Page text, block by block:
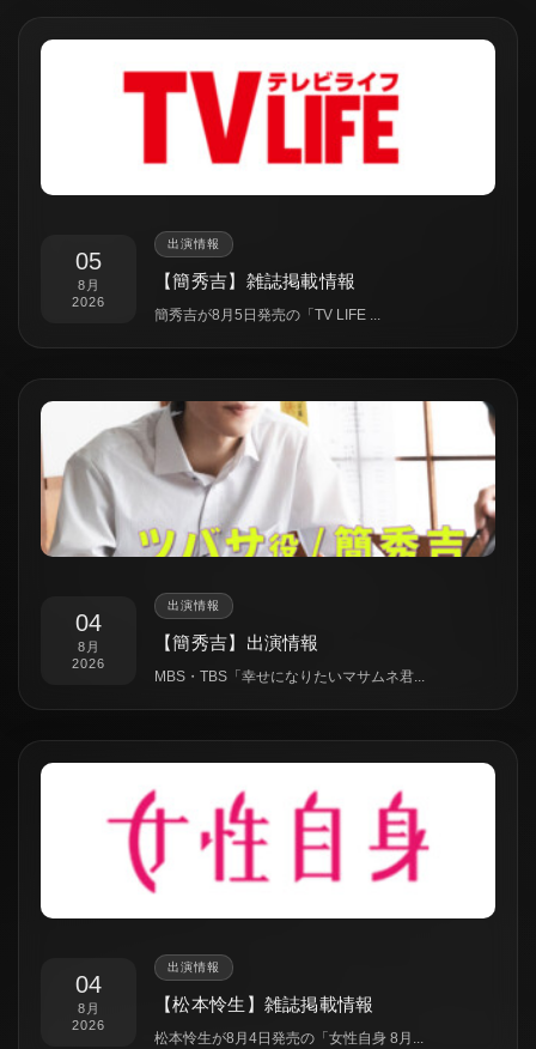
05
8月
2026
出演情報
【簡秀吉】雑誌掲載情報
簡秀吉が8月5日発売の「TV LIFE ...
04
8月
2026
出演情報
【簡秀吉】出演情報
MBS・TBS「幸せになりたいマサムネ君...
04
8月
2026
出演情報
【松本怜生】雑誌掲載情報
松本怜生が8月4日発売の「女性自身 8月...